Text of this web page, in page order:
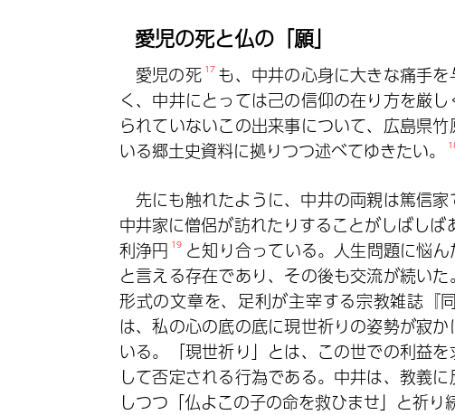
愛児の死と仏の「願」
愛児の死 17 も、中井の心身に大きな痛手
く、中井にとっては己の信仰の在り方を厳
られていないこの出来事について、広島県
いる郷土史資料に拠りつつ述べてゆきたい。
先にも触れたように、中井の両親は篤信
中井家に僧侶が訪れたりすることがしばし
利浄円 19 と知り合っている。人生問題に悩
と言える存在であり、その後も交流が続い
形式の文章を、足利が主宰する宗教雑誌『
は、私の心の底の底に現世祈りの姿勢が寂
いる。「現世祈り」とは、この世での利益
して否定される行為である。中井は、教義
しつつ「仏よこの子の命を救ひませ」と祈り